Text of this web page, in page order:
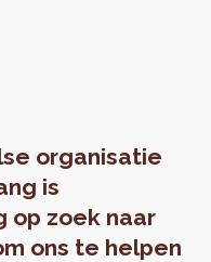
organisatie
is
op zoek naar
ons te helpen